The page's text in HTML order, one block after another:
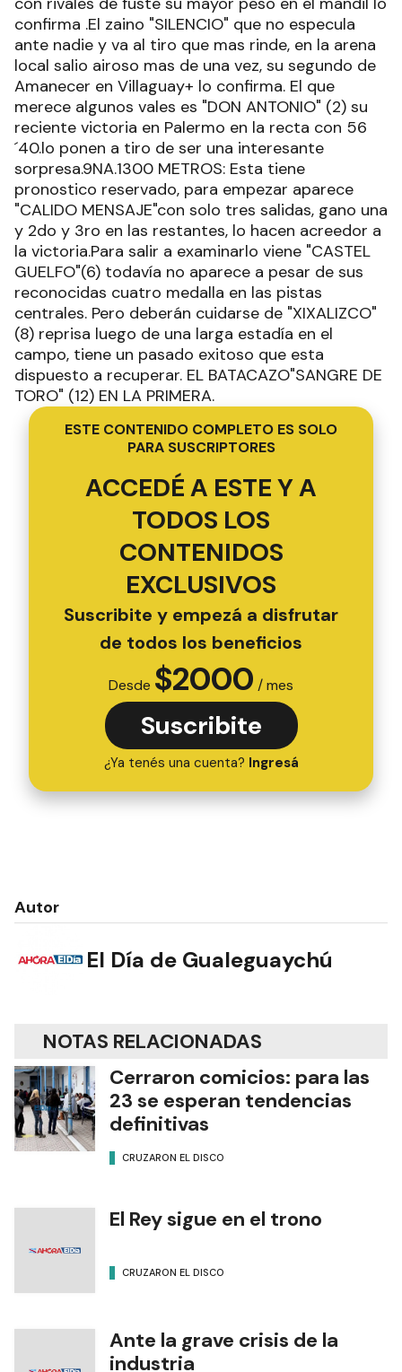
confirma .El zaino "SILENCIO" que no especula
ante nadie y va al tiro que mas rinde, en la arena
local salio airoso mas de una vez, su segundo de
Amanecer en Villaguay+ lo confirma. El que
merece algunos vales es "DON ANTONIO" (2) su
reciente victoria en Palermo en la recta con 56
´40.lo ponen a tiro de ser una interesante
sorpresa.9NA.1300 METROS: Esta tiene
pronostico reservado, para empezar aparece
"CALIDO MENSAJE"con solo tres salidas, gano una
y 2do y 3ro en las restantes, lo hacen acreedor a
la victoria.Para salir a examinarlo viene "CASTEL
GUELFO"(6) todavía no aparece a pesar de sus
reconocidas cuatro medalla en las pistas
centrales. Pero deberán cuidarse de "XIXALIZCO"
(8) reprisa luego de una larga estadía en el
campo, tiene un pasado exitoso que esta
dispuesto a recuperar. EL BATACAZO"SANGRE DE
TORO" (12) EN LA PRIMERA.
ESTE CONTENIDO COMPLETO ES SOLO
PARA SUSCRIPTORES
ACCEDÉ A ESTE Y A
TODOS LOS
CONTENIDOS
EXCLUSIVOS
Suscribite y empezá a disfrutar
de todos los beneficios
Desde $2000 / mes
Suscribite
¿Ya tenés una cuenta? Ingresá
Autor
El Día de Gualeguaychú
NOTAS RELACIONADAS
Cerraron comicios: para las
23 se esperan tendencias
definitivas
CRUZARON EL DISCO
El Rey sigue en el trono
CRUZARON EL DISCO
Ante la grave crisis de la
industria